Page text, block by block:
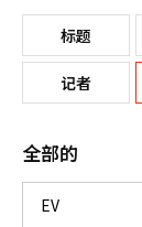
标题
记者
全部的